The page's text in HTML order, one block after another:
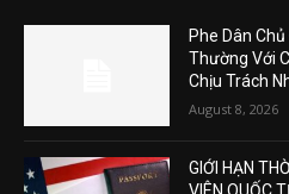
Phe Dân
Thường Với
Chịu Trách
August 8, 2026
GIỚI HẠN